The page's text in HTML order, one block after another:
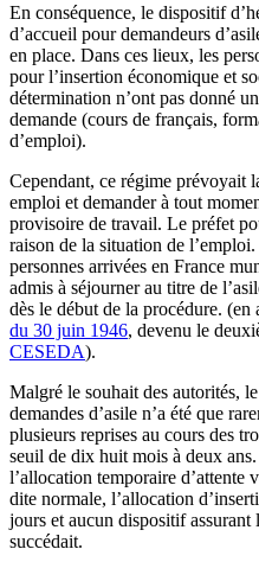
En conséquence, le dispositif
d’accueil pour demandeurs
en place. Dans ces lieux, les
pour l’insertion économique et
détermination n’ont pas donné
demande (cours de français,
d’emploi).
Cependant, ce régime prévoyait
emploi et demander à tout
provisoire de travail. Le préfet
raison de la situation de
personnes arrivées en France
admis à séjourner au titre de
dès le début de la procédure. (en
du 30 juin 1946, devenu le
CESEDA).
Malgré le souhait des autorités,
demandes d’asile n’a été que
plusieurs reprises au cours des
seuil de dix huit mois à deux
l’allocation temporaire d’attente
dite normale, l’allocation
jours et aucun dispositif
succédait.